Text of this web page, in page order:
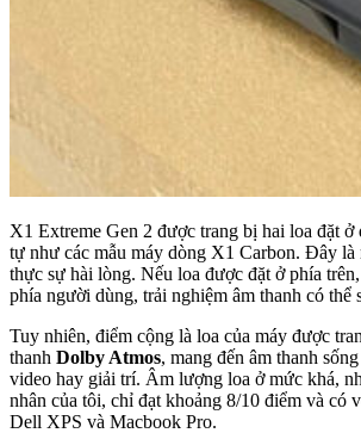
X1 Extreme Gen 2 được trang bị hai loa đặt
tự như các mẫu máy dòng X1 Carbon. Đây là
thực sự hài lòng. Nếu loa được đặt ở phía
phía người dùng, trải nghiệm âm thanh có thể
Tuy nhiên, điểm cộng là loa của máy được
thanh Dolby Atmos, mang đến âm thanh
video hay giải trí. Âm lượng loa ở mức khá,
nhân của tôi, chỉ đạt khoảng 8/10 điểm và có
Dell XPS và Macbook Pro.